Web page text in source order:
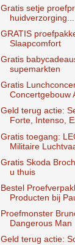
Gratis setje
huidverzorging...
GRATIS
Slaapcomfort
Gratis
supemarkten
Gratis
Concertgebouw
Geld terug actie:
Forte, Intenso,
Gratis toegang:
Militaire
Gratis Skoda
u thuis
Bestel
Producten bij
Proefmonster
Dangerous Man
Geld terug actie: